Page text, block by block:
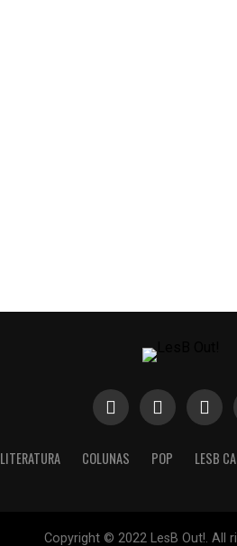
LITERATURA COLUNAS POP LESB
Copyright © 2022 LesB Out!. All